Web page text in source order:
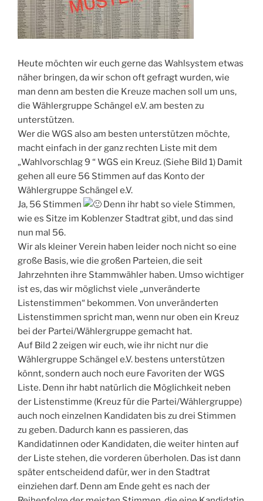
Heute möchten wir euch gerne das Wahlsystem etwas
näher bringen, da wir schon oft gefragt wurden, wie
man denn am besten die Kreuze machen soll um uns,
die Wählergruppe Schängel e.V. am besten zu
unterstützen.
Wer die WGS also am besten unterstützen möchte,
macht einfach in der ganz rechten Liste mit dem
„Wahlvorschlag 9 “ WGS ein Kreuz. (Siehe Bild 1) Damit
gehen all eure 56 Stimmen auf das Konto der
Wählergruppe Schängel e.V.
Ja, 56 Stimmen
Denn ihr habt so viele Stimmen,
wie es Sitze im Koblenzer Stadtrat gibt, und das sind
nun mal 56.
Wir als kleiner Verein haben leider noch nicht so eine
große Basis, wie die großen Parteien, die seit
Jahrzehnten ihre Stammwähler haben. Umso wichtiger
ist es, das wir möglichst viele „unveränderte
Listenstimmen“ bekommen. Von unveränderten
Listenstimmen spricht man, wenn nur oben ein Kreuz
bei der Partei/Wählergruppe gemacht hat.
Auf Bild 2 zeigen wir euch, wie ihr nicht nur die
Wählergruppe Schängel e.V. bestens unterstützen
könnt, sondern auch noch eure Favoriten der WGS
Liste. Denn ihr habt natürlich die Möglichkeit neben
der Listenstimme (Kreuz für die Partei/Wählergruppe)
auch noch einzelnen Kandidaten bis zu drei Stimmen
zu geben. Dadurch kann es passieren, das
Kandidatinnen oder Kandidaten, die weiter hinten auf
der Liste stehen, die vorderen überholen. Das ist dann
später entscheidend dafür, wer in den Stadtrat
einziehen darf. Denn am Ende geht es nach der